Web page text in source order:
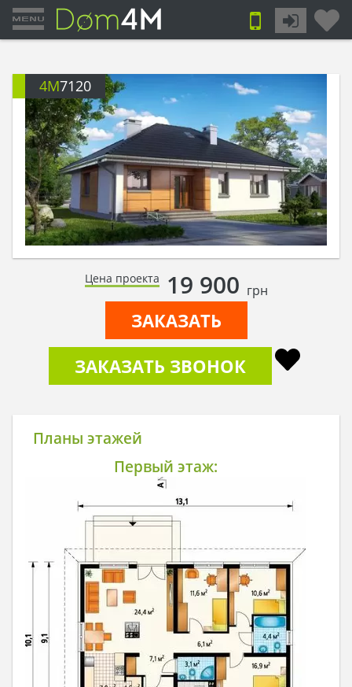
4M7120
Цена проекта 19 900 грн
ЗАКАЗАТЬ
ЗАКАЗАТЬ ЗВОНОК
Планы этажей
Первый этаж: